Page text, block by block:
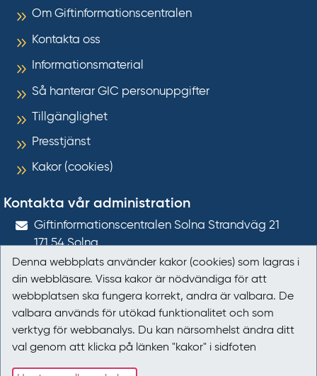
Denna webbplats använder kakor (cookies) som lagras i
din webbläsare. Vissa kakor är nödvändiga för att
webbplatsen ska fungera korrekt, andra är valbara. De
valbara används för utökad funktionalitet och som
verktyg för webbanalys. Du kan närsomhelst ändra ditt
val genom att klicka på länken "kakor" i sidfoten
Om Giftinformationscentralen
Kontakta oss
Informationsmaterial
Så hanterar GIC personuppgifter
Tillgänglighet
Presstjänst
Kakor (cookies)
Kontakta vår administration
Gift­informations­centralen Solna Strandväg 21
171 54 Solna
giftinformation@gic.se
Följ oss
Följ oss på Facebook